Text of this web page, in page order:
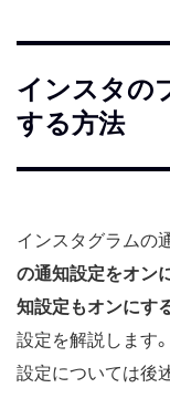
インスタの
する方法
インスタグラムの
の通知設定をオン
知設定もオンにす
設定を解説します
設定については後